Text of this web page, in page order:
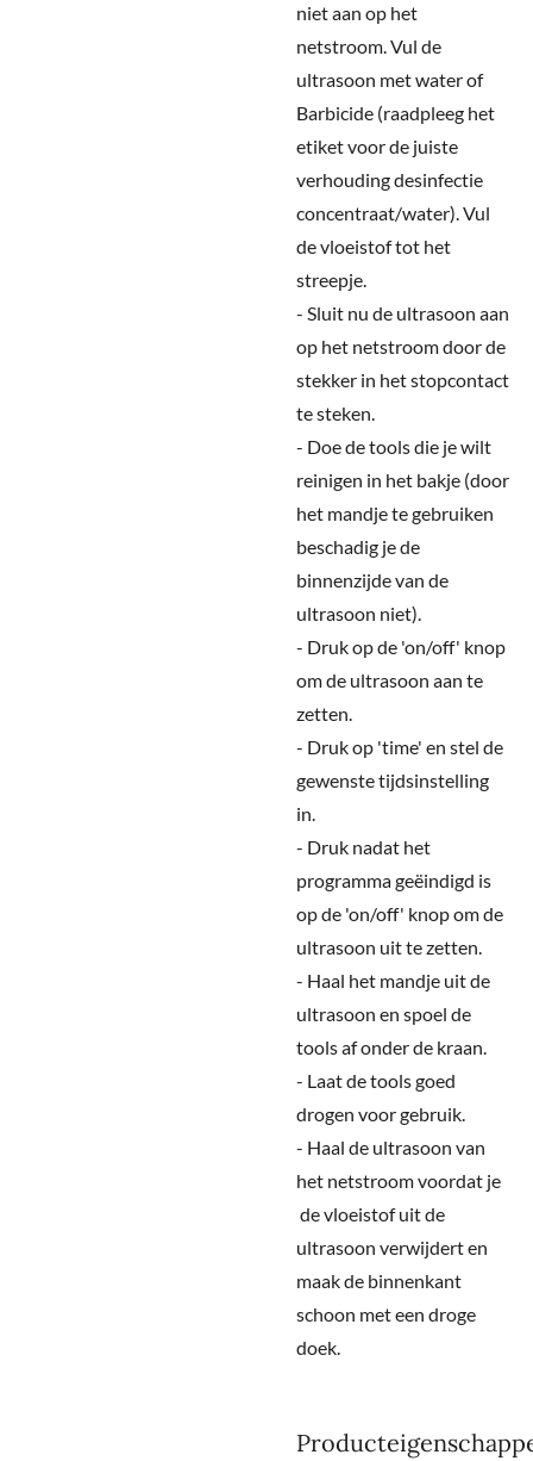
niet aan op het
netstroom. Vul de
ultrasoon met water of
Barbicide (raadpleeg het
etiket voor de juiste
verhouding desinfectie
concentraat/water). Vul
de vloeistof tot het
streepje.
- Sluit nu de ultrasoon aan
op het netstroom door de
stekker in het stopcontact
te steken.
- Doe de tools die je wilt
reinigen in het bakje (door
het mandje te gebruiken
beschadig je de
binnenzijde van de
ultrasoon niet).
- Druk op de 'on/off' knop
om de ultrasoon aan te
zetten.
- Druk op 'time' en stel de
gewenste tijdsinstelling
in.
- Druk nadat het
programma geëindigd is
op de 'on/off' knop om de
ultrasoon uit te zetten.
- Haal het mandje uit de
ultrasoon en spoel de
tools af onder de kraan.
- Laat de tools goed
drogen voor gebruik.
- Haal de ultrasoon van
het netstroom voordat je
de vloeistof uit de
ultrasoon verwijdert en
maak de binnenkant
schoon met een droge
doek.